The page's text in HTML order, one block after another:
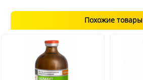
Похожие товары